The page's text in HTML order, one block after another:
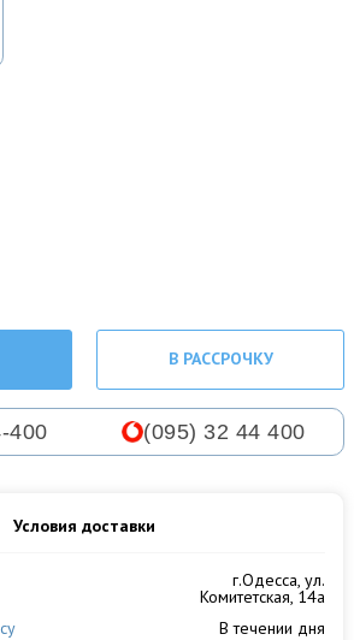
В РАССРОЧКУ
400 (095) 32 44 400
Условия доставки
г.Одесса, ул.
Комитетская, 14а
В течении дня